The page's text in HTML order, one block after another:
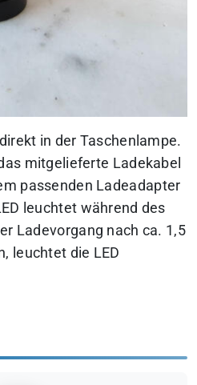
in der Taschenlampe.
mitgelieferte Ladekabel
passenden Ladeadapter
leuchtet während des
Ladevorgang nach ca. 1,5
leuchtet die LED